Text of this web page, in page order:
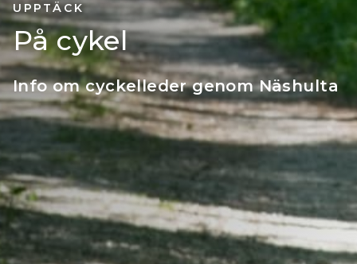
UPPTÄCK
På cykel
Info om cyckelleder genom Näshulta